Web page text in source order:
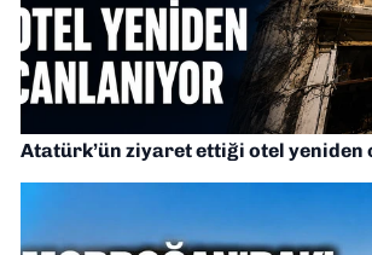
Atatürk’ün ziyaret ettiği otel yeniden